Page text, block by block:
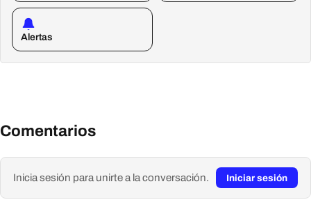
Alertas
Comentarios
Inicia sesión para unirte a la conversación. Iniciar sesión